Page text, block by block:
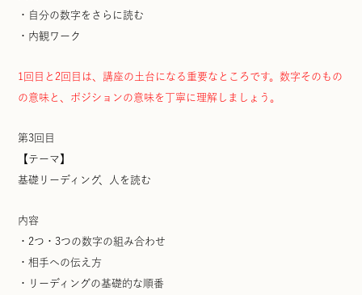
・自分の数字をさらに読む
・内観ワーク
1回目と2回目は、講座の土台になる重要なところです。数字そのもの
の意味と、ポジションの意味を丁寧に理解しましょう。
第3回目
【テーマ】
基礎リーディング、人を読む
内容
・2つ・3つの数字の組み合わせ
・相手への伝え方
・リーディングの基礎的な順番